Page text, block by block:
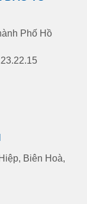
Phố Hồ
Biên Hoà,